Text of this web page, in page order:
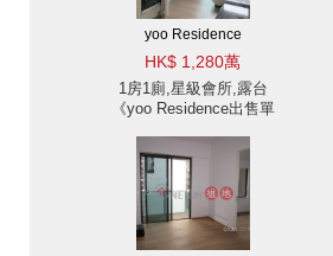
yoo Residence
HK$ 1,280萬
1房1廁,星級會所,露台
《yoo Residence出售單